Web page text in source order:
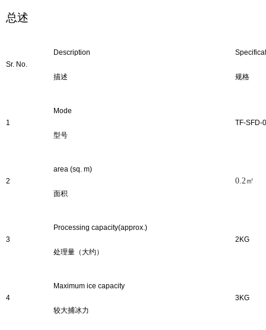
总述
Sr. No.
Description
描述 规格
1
Mode
型号
TF-SFD-
2
area (sq. m)
面积
0.2㎡
3
Processing capacity(approx.)
处理量（大约）
2KG
4
Maximum ice capacity
较大捕冰力
3KG